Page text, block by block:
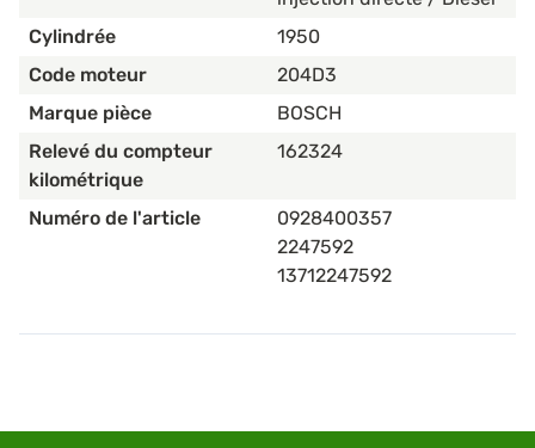
Cylindrée
1950
Code moteur
204D3
Marque pièce
BOSCH
Relevé du compteur
kilométrique
162324
Numéro de l'article
0928400357
2247592
13712247592